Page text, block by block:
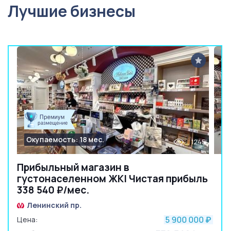
Лучшие бизнесы
Прибыльный магазин в
густонаселенном ЖК| Чистая прибыль
338 540 ₽/мес.
Окупаемость: 18 мес. 1245
Ленинский пр.
Цена:
5 900 000 ₽